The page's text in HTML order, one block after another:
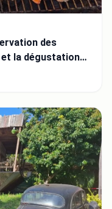
des
et la dégustation